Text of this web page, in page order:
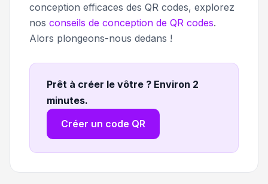
conception efficaces des QR codes, explorez
nos conseils de conception de QR codes.
Alors plongeons-nous dedans !
Prêt à créer le vôtre ? Environ 2
minutes.
Créer un code QR